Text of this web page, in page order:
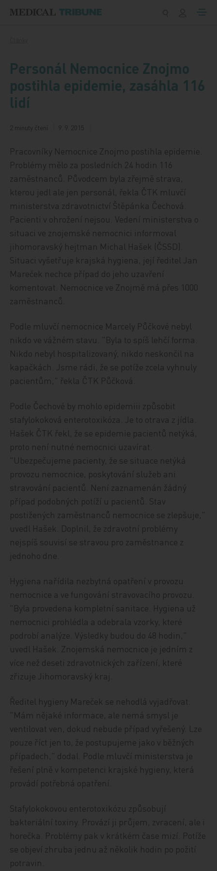
Personál Nemocnice Znojmo
postihla epidemie, zasáhla 116
lidí
2 minuty čtení 9. 9. 2015
Pracovníky Nemocnice Znojmo postihla epidemie.
Problémy mělo za posledních 24 hodin 116
zaměstnanců. Původcem byla zřejmě strava,
kterou jedl ale jen personál, řekla ČTK mluvčí
ministerstva zdravotnictví Štěpánka Čechová.
Pacienti v ohrožení nejsou. Vedení ministerstva o
situaci ve znojemské nemocnici informoval
jihomoravský hejtman Michal Hašek (ČSSD).
Situaci vyšetřuje krajská hygiena, její ředitel Jan
Mareček nechce případ do jeho uzavření
komentovat. Nemocnice ve Znojmě má přes 1000
zaměstnanců.
Podle mluvčí nemocnice Marcely Půčkové nebyl
nikdo ve vážném stavu. "Byla to spíš lehčí forma.
Nikdo nebyl hospitalizovaný, nikdo neskončil na
kapačkách. Jsme rádi, že se potíže zcela vyhnuly
pacientům," řekla ČTK Půčková.
Podle Čechové by mohlo epidemiii způsobit
stafylokoková enterotoxikóza. Je to otrava z jídla.
Hašek ČTK řekl, že se epidemie pacientů netýká,
proto není nutné nemocnici uzavírat.
"Ubezpečujeme pacienty, že se situace netýká
provozu nemocnice, poskytování služeb ani
stravování pacientů. Není zaznamenán žádný
případ podobných potíží u pacientů. Stav
postižených zaměstnanců nemocnice se zlepšuje,"
uvedl Hašek. Doplnil, že zdravotní problémy
nejspíš souvisí se stravou pro zaměstnance z
jednoho dne.
Hygiena nařídila nezbytná opatření v provozu
nemocnice a ve fungování stravovacího provozu.
"Byla provedena kompletní sanitace. Hygiena už
nemocnici prohlédla a odebrala vzorky, které
podrobí analýze. Výsledky budou do 48 hodin,"
uvedl Hašek. Znojemská nemocnice je jedním z
více než deseti zdravotnických zařízení, které
zřizuje Jihomoravský kraj.
Ředitel hygieny Mareček se nehodlá vyjadřovat.
"Mám nějaké informace, ale nemá smysl je
ventilovat ven, dokud nebude případ vyřešený. Lze
pouze říct jen to, že postupujeme jako v běžných
případech," dodal. Podle mluvčí ministerstva je
řešení plně v kompetenci krajské hygieny, která
provádí potřebná opatření.
Stafylokokovou enterotoxikózu způsobují
bakteriální toxiny. Provází ji průjem, zvracení, ale i
horečka. Problémy pak v krátkém čase mizí. Potíže
se objeví zhruba jednu až několik hodin po požití
potravin.